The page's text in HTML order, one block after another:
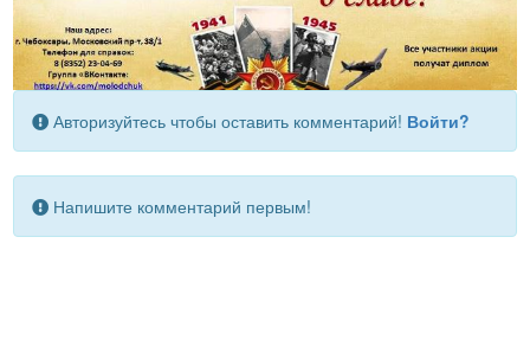
Авторизуйтесь чтобы оставить комментарий! Войти?
Напишите комментарий первым!